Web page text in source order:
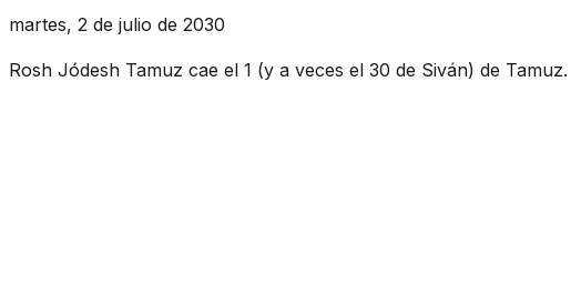
martes, 2 de julio de 2030
Rosh Jódesh Tamuz cae el 1 (y a veces el 30 de Siván) de Tamuz.